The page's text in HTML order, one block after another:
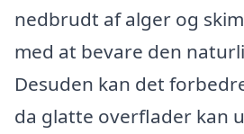
nedbrudt af alger og
med at bevare den
Desuden kan det
da glatte overflader kan